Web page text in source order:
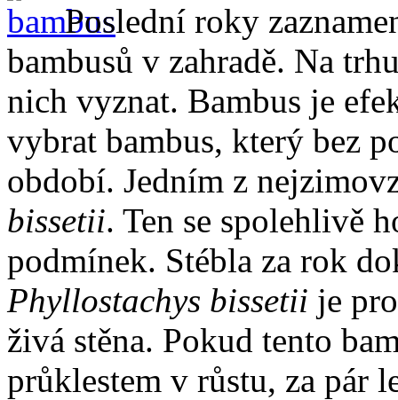
Poslední roky
bambusů v zahradě. Na
nich vyznat. Bambus je
vybrat bambus, který bez
období. Jedním z
bissetii. Ten se spolehlivě
podmínek. Stébla za rok
Phyllostachys bissetii je
živá stěna. Pokud tento
průklestem v růstu, za pár